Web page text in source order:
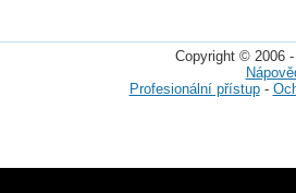
Copyright © 2006
Profesionální přístup-